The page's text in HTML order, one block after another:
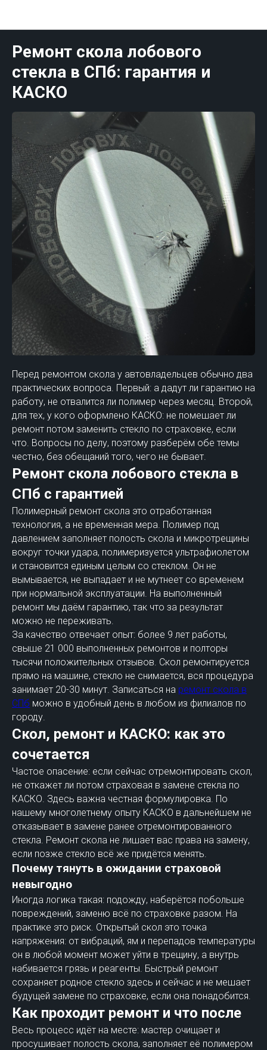
Ремонт скола лобового
стекла в СПб: гарантия и
КАСКО
Перед ремонтом скола у автовладельцев обычно два
практических вопроса. Первый: а дадут ли гарантию на
работу, не отвалится ли полимер через месяц. Второй,
для тех, у кого оформлено КАСКО: не помешает ли
ремонт потом заменить стекло по страховке, если
что. Вопросы по делу, поэтому разберём обе темы
честно, без обещаний того, чего не бывает.
Ремонт скола лобового стекла в
СПб с гарантией
Полимерный ремонт скола это отработанная
технология, а не временная мера. Полимер под
давлением заполняет полость скола и микротрещины
вокруг точки удара, полимеризуется ультрафиолетом
и становится единым целым со стеклом. Он не
вымывается, не выпадает и не мутнеет со временем
при нормальной эксплуатации. На выполненный
ремонт мы даём гарантию, так что за результат
можно не переживать.
За качество отвечает опыт: более 9 лет работы,
свыше 21 000 выполненных ремонтов и полторы
тысячи положительных отзывов. Скол ремонтируется
прямо на машине, стекло не снимается, вся процедура
занимает 20-30 минут. Записаться на ремонт скола в
СПб можно в удобный день в любом из филиалов по
городу.
Скол, ремонт и КАСКО: как это
сочетается
Частое опасение: если сейчас отремонтировать скол,
не откажет ли потом страховая в замене стекла по
КАСКО. Здесь важна честная формулировка. По
нашему многолетнему опыту КАСКО в дальнейшем не
отказывает в замене ранее отремонтированного
стекла. Ремонт скола не лишает вас права на замену,
если позже стекло всё же придётся менять.
Почему тянуть в ожидании страховой
невыгодно
Иногда логика такая: подожду, наберётся побольше
повреждений, заменю всё по страховке разом. На
практике это риск. Открытый скол это точка
напряжения: от вибраций, ям и перепадов температуры
он в любой момент может уйти в трещину, а внутрь
набивается грязь и реагенты. Быстрый ремонт
сохраняет родное стекло здесь и сейчас и не мешает
будущей замене по страховке, если она понадобится.
Как проходит ремонт и что после
Весь процесс идёт на месте: мастер очищает и
просушивает полость скола, заполняет её полимером